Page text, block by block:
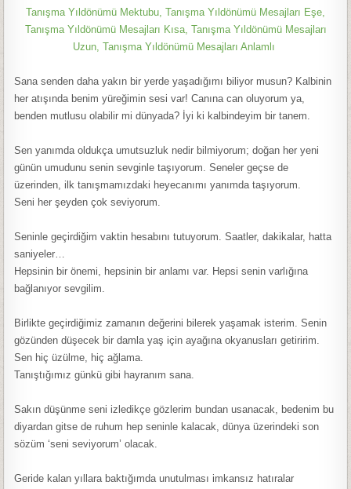
Tanışma Yıldönümü Mektubu, Tanışma Yıldönümü Mesajları Eşe,
Tanışma Yıldönümü Mesajları Kısa, Tanışma Yıldönümü Mesajları
Uzun, Tanışma Yıldönümü Mesajları Anlamlı
Sana senden daha yakın bir yerde yaşadığımı biliyor musun? Kalbinin
her atışında benim yüreğimin sesi var! Canına can oluyorum ya,
benden mutlusu olabilir mi dünyada? İyi ki kalbindeyim bir tanem.
Sen yanımda oldukça umutsuzluk nedir bilmiyorum; doğan her yeni
günün umudunu senin sevginle taşıyorum. Seneler geçse de
üzerinden, ilk tanışmamızdaki heyecanımı yanımda taşıyorum.
Seni her şeyden çok seviyorum.
Seninle geçirdiğim vaktin hesabını tutuyorum. Saatler, dakikalar, hatta
saniyeler…
Hepsinin bir önemi, hepsinin bir anlamı var. Hepsi senin varlığına
bağlanıyor sevgilim.
Birlikte geçirdiğimiz zamanın değerini bilerek yaşamak isterim. Senin
gözünden düşecek bir damla yaş için ayağına okyanusları getiririm.
Sen hiç üzülme, hiç ağlama.
Tanıştığımız günkü gibi hayranım sana.
Sakın düşünme seni izledikçe gözlerim bundan usanacak, bedenim bu
diyardan gitse de ruhum hep seninle kalacak, dünya üzerindeki son
sözüm ‘seni seviyorum’ olacak.
Geride kalan yıllara baktığımda unutulması imkansız hatıralar